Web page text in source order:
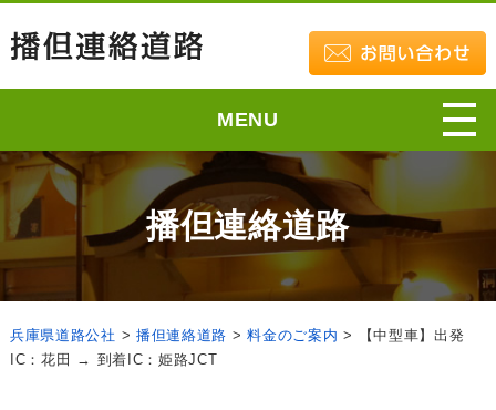
MENU
播但連絡道路
兵庫県道路公社 > 播但連絡道路 >料金のご案内 >
【中型車】出発
IC：花田 → 到着IC：姫路JCT